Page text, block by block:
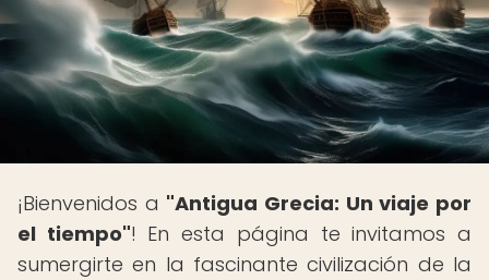
¡Bienvenidos a "Antigua Grecia: Un viaje por
el tiempo"! En esta página te invitamos a
sumergirte en la fascinante civilización de la